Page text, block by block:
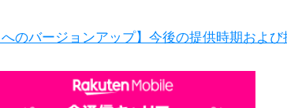
のバージョンアップ】今後の提供時期およ